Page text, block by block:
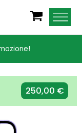
250,00 €